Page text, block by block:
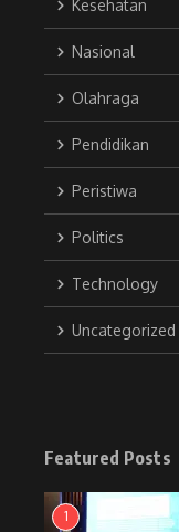
Kesehatan
Nasional
Olahraga
Pendidikan
Peristiwa
Politics
Technology
Uncategorized
Featured Posts
1